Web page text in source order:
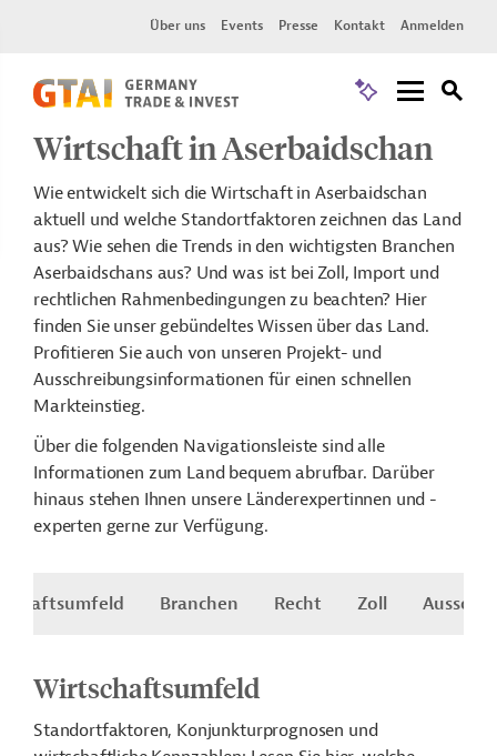
Über uns Events Presse Kontakt Anmelden
Wirtschaft in Aserbaidschan
Wie entwickelt sich die Wirtschaft in Aserbaidschan
aktuell und welche Standortfaktoren zeichnen das Land
aus? Wie sehen die Trends in den wichtigsten Branchen
Aserbaidschans aus? Und was ist bei Zoll, Import und
rechtlichen Rahmenbedingungen zu beachten? Hier
finden Sie unser gebündeltes Wissen über das Land.
Profitieren Sie auch von unseren Projekt- und
Ausschreibungsinformationen für einen schnellen
Markteinstieg.
Über die folgenden Navigationsleiste sind alle
Informationen zum Land bequem abrufbar. Darüber
hinaus stehen Ihnen unsere Länderexpertinnen und -
experten gerne zur Verfügung.
Branchen Recht Zoll
Wirtschaftsumfeld
Standortfaktoren, Konjunkturprognosen und